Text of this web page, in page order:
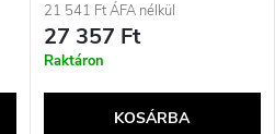
21 541 Ft ÁFA nélkül
27 357 Ft
Raktáron
KOSÁRBA